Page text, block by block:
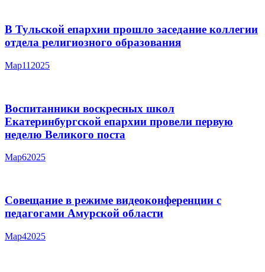
В Тульской епархии прошло заседание коллегии
отдела религиозного образования
Мар11 2025
Воспитанники воскресных школ
Екатеринбургской епархии провели первую
неделю Великого поста
Мар62025
Совещание в режиме видеоконференции с
педагогами Амурской области
Мар42025